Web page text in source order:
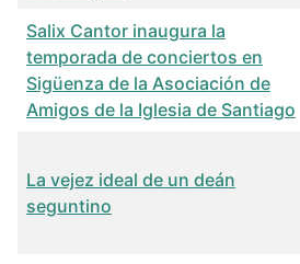
Salix Cantor inaugura la
temporada de conciertos en
Sigüenza de la Asociación de
Amigos de la Iglesia de Santiago
La vejez ideal de un deán
seguntino